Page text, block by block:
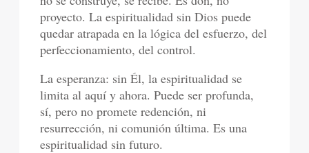
proyecto. La espiritualidad sin Dios puede
quedar atrapada en la lógica del esfuerzo, del
perfeccionamiento, del control.
La esperanza: sin Él, la espiritualidad se
limita al aquí y ahora. Puede ser profunda,
sí, pero no promete redención, ni
resurrección, ni comunión última. Es una
espiritualidad sin futuro.